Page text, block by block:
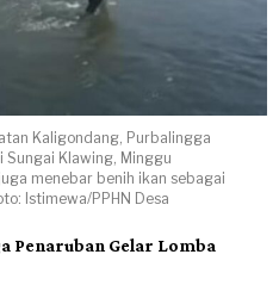
Kaligondang, Purbalingga
Klawing, Minggu
menebar benih ikan sebagai
Istimewa/PPHN Desa
Penaruban Gelar Lomba